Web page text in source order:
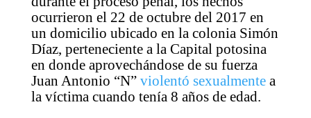
ocurrieron el 22 de octubre del 2017 en
un domicilio ubicado en la colonia Simón
Díaz, perteneciente a la Capital potosina
en donde aprovechándose de su fuerza
Juan Antonio “N” violentó sexualmentea
la víctima cuando tenía 8 años de edad.